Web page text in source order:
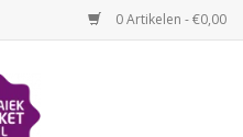
0 Artikelen - €0,00